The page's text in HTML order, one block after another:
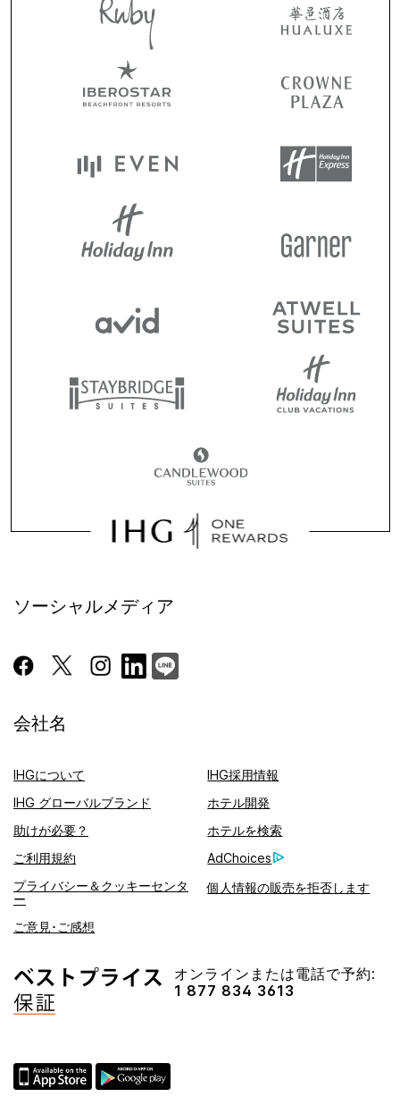
ソーシャルメディア
会社名
IHGについて
IHG採用情報
IHG グローバルブランド
ホテル開発
助けが必要？
ホテルを検索
ご利用規約
AdChoices
プライバシー＆クッキーセンタ
ー
個人情報の販売を拒否します
ご意見･ご感想
オンラインまたは電話で予約:
1 877 834 3613